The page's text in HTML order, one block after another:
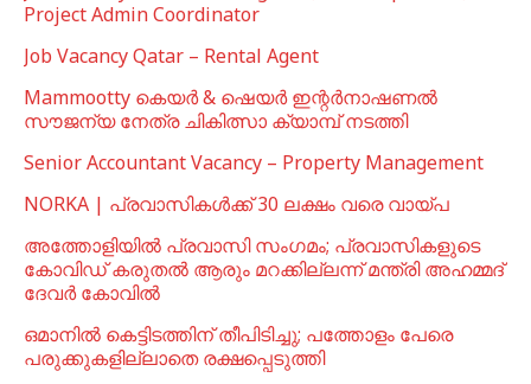
Project Admin Coordinator
Job Vacancy Qatar – Rental Agent
Mammootty കെയർ & ഷെയർ ഇന്റർനാഷണൽ
സൗജന്യ നേത്ര ചികിത്സാ ക്യാമ്പ് നടത്തി
Senior Accountant Vacancy – Property Management
NORKA | പ്രവാസികള്‍ക്ക് 30 ലക്ഷം വരെ വായ്പ
അത്തോളിയിൽ പ്രവാസി സംഗമം; പ്രവാസികളുടെ
കോവിഡ് കരുതൽ ആരും മറക്കില്ലന്ന് മന്ത്രി അഹമ്മദ്
ദേവർ കോവിൽ
ഒമാനില്‍ കെട്ടിടത്തിന് തീപിടിച്ചു; പത്തോളം പേരെ
പരുക്കുകളില്ലാതെ രക്ഷപ്പെടുത്തി